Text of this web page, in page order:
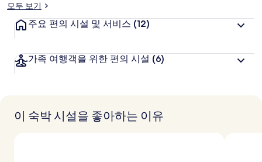
모두 보기
주요 편의 시설 및 서비스 (12)
가족 여행객을 위한 편의 시설 (6)
이 숙박 시설을 좋아하는 이유